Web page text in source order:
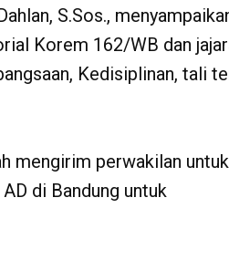
S.Sos.,
Korem 162/WB dan
Kedisiplinan, tali
mengirim perwakilan untuk
di Bandung untuk